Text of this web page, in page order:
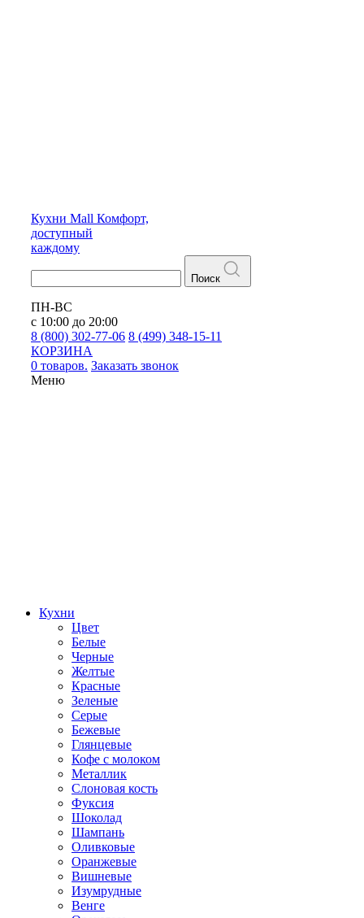
Кухни Mall Комфорт,
доступный
каждому
Поиск
ПН-ВС
с 10:00 до 20:00
8 (800) 302-77-06 8 (499) 348-15-11
КОРЗИНА
0 товаров. Заказать звонок
Меню
Кухни
Цвет
Белые
Черные
Желтые
Красные
Зеленые
Серые
Бежевые
Глянцевые
Кофе с молоком
Металлик
Слоновая кость
Фуксия
Шоколад
Шампань
Оливковые
Оранжевые
Вишневые
Изумрудные
Венге